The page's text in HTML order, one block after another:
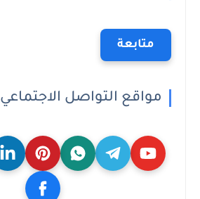
متابعة
مواقع التواصل الاجتماعي